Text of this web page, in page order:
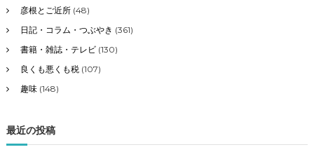
彦根とご近所(48)
日記・コラム・つぶやき (361)
書籍・雑誌・テレビ(130)
良くも悪くも税(107)
趣味(148)
最近の投稿